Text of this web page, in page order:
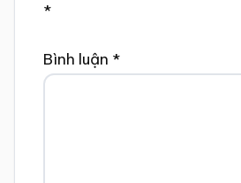
*
Bình luận *